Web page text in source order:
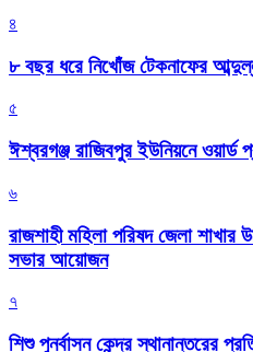
৪
৮ বছর ধরে নিখোঁজ টেকনাফের
৫
ঈশ্বরগঞ্জ রাজিবপুর ইউনিয়নে ওয়ার্ড
৬
রাজশাহী মহিলা পরিষদ জেলা শাখার
সভার আয়োজন
৭
শিশু পুনর্বাসন কেন্দ্র স্থানান্তরের